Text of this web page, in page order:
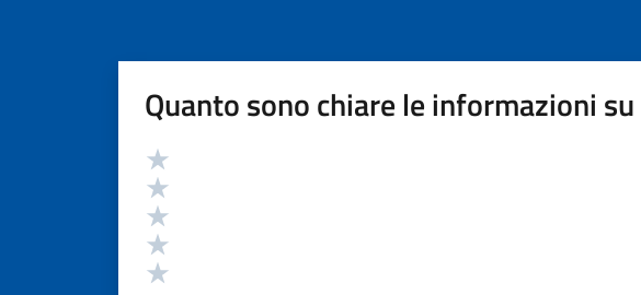
Quanto sono chiare le informazioni
Valutazione